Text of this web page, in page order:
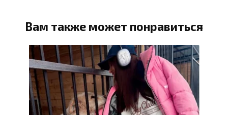
Вам также может понравиться